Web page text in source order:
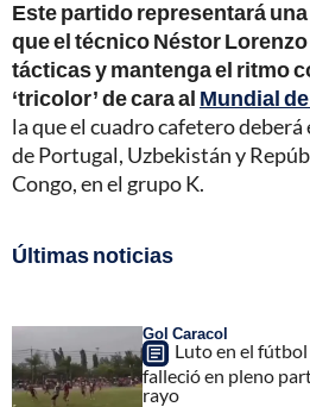
Este partido representará
que el técnico Néstor
tácticas y mantenga el ritmo
‘tricolor’ de cara al Mundial
la que el cuadro cafetero
de Portugal, Uzbekistán y
Congo, en el grupo K.
Últimas noticias
Gol Caracol
Luto en el
falleció en pleno
rayo